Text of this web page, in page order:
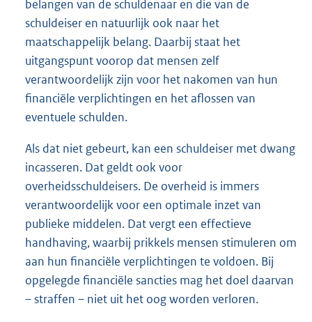
belangen van de schuldenaar en die van de
schuldeiser en natuurlijk ook naar het
maatschappelijk belang. Daarbij staat het
uitgangspunt voorop dat mensen zelf
verantwoordelijk zijn voor het nakomen van hun
financiële verplichtingen en het aflossen van
eventuele schulden.
Als dat niet gebeurt, kan een schuldeiser met dwang
incasseren. Dat geldt ook voor
overheidsschuldeisers. De overheid is immers
verantwoordelijk voor een optimale inzet van
publieke middelen. Dat vergt een effectieve
handhaving, waarbij prikkels mensen stimuleren om
aan hun financiële verplichtingen te voldoen. Bij
opgelegde financiële sancties mag het doel daarvan
– straffen – niet uit het oog worden verloren.